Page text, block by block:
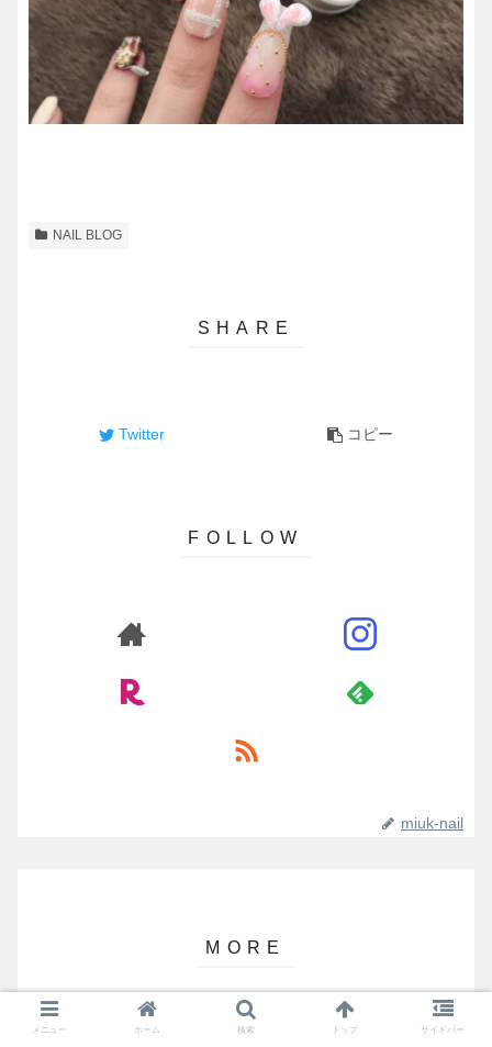
NAIL BLOG
Twitter コピー
miuk-nail
NAIL BLOG 2023年買って良かったネイルア
メニュー ホーム 検索 トップ サイドバー